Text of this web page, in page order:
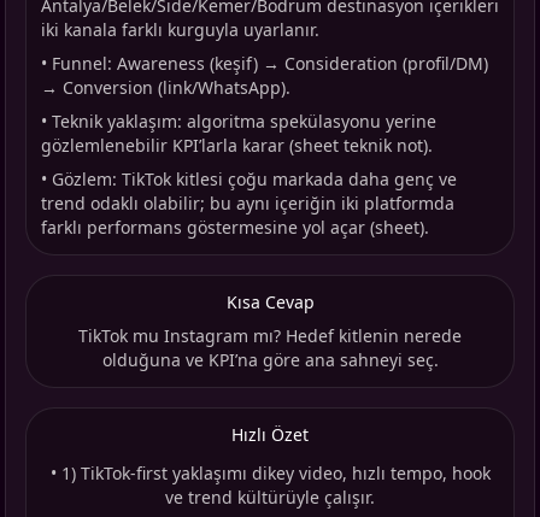
Antalya/Belek/Side/Kemer/Bodrum destinasyon içerikleri
iki kanala farklı kurguyla uyarlanır.
• Funnel: Awareness (keşif) → Consideration (profil/DM)
→ Conversion (link/WhatsApp).
• Teknik yaklaşım: algoritma spekülasyonu yerine
gözlemlenebilir KPI’larla karar (sheet teknik not).
• Gözlem: TikTok kitlesi çoğu markada daha genç ve
trend odaklı olabilir; bu aynı içeriğin iki platformda
farklı performans göstermesine yol açar (sheet).
Kısa Cevap
TikTok mu Instagram mı? Hedef kitlenin nerede
olduğuna ve KPI’na göre ana sahneyi seç.
Hızlı Özet
• 1) TikTok-first yaklaşımı dikey video, hızlı tempo, hook
ve trend kültürüyle çalışır.